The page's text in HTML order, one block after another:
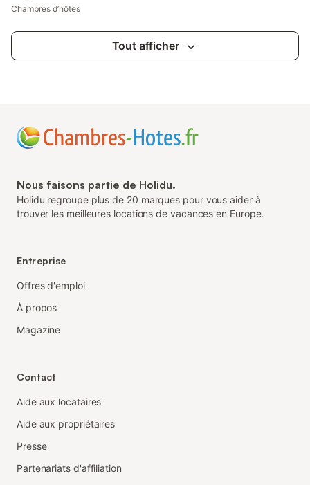
Chambres d’hôtes
Tout afficher
Nous faisons partie de Holidu.
Holidu regroupe plus de 20 marques pour vous aider à
trouver les meilleures locations de vacances en Europe.
Entreprise
Offres d'emploi
À propos
Magazine
Contact
Aide aux locataires
Aide aux propriétaires
Presse
Partenariats d'affiliation